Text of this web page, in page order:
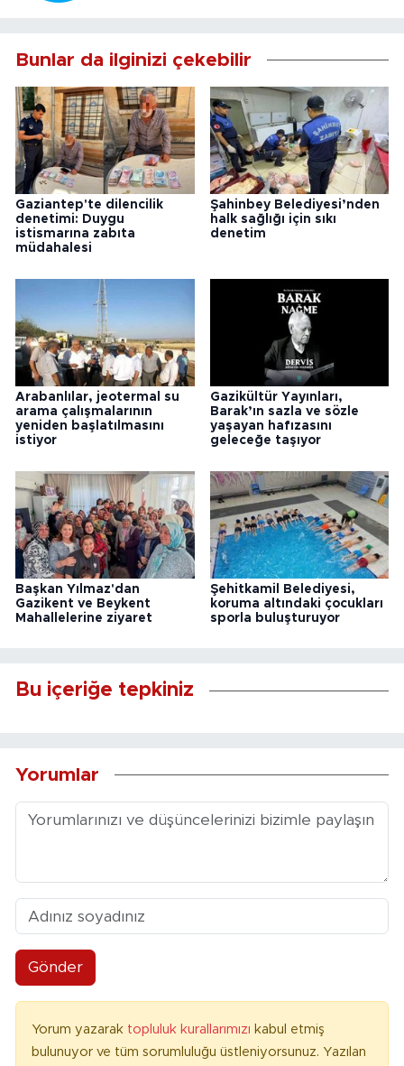
Bunlar da ilginizi çekebilir
Gaziantep'te dilencilik
denetimi: Duygu
istismarına zabıta
müdahalesi
Şahinbey Belediyesi’nden
halk sağlığı için sıkı
denetim
Arabanlılar, jeotermal su
arama çalışmalarının
yeniden başlatılmasını
istiyor
Gazikültür Yayınları,
Barak’ın sazla ve sözle
yaşayan hafızasını
geleceğe taşıyor
Başkan Yılmaz'dan
Gazikent ve Beykent
Mahallelerine ziyaret
Şehitkamil Belediyesi,
koruma altındaki çocukları
sporla buluşturuyor
Bu içeriğe tepkiniz
Yorumlar
Gönder
Yorum yazarak topluluk kurallarımızı kabul etmiş
bulunuyor ve tüm sorumluluğu üstleniyorsunuz. Yazılan